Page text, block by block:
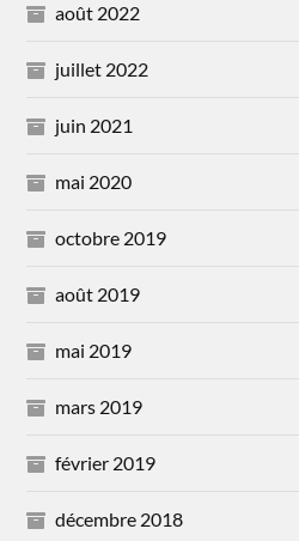
août 2022
juillet 2022
juin 2021
mai 2020
octobre 2019
août 2019
mai 2019
mars 2019
février 2019
décembre 2018